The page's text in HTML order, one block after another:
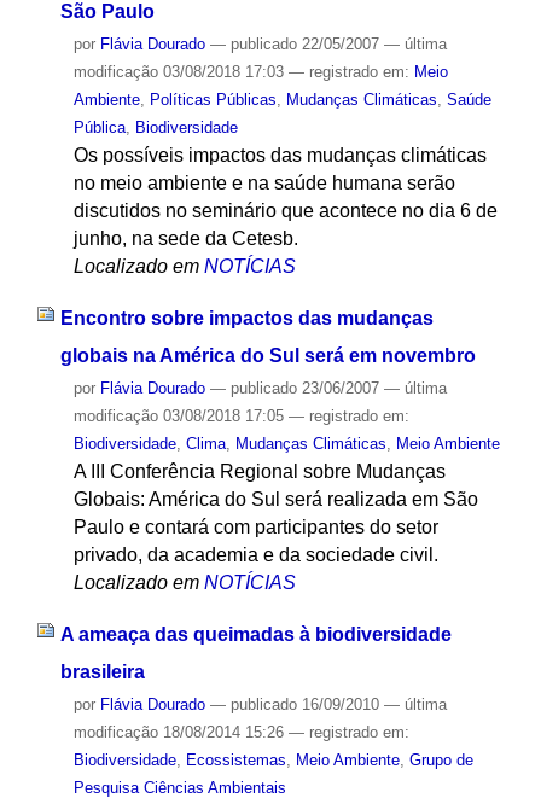
São Paulo
por Flávia Dourado — publicado22/05/2007 — última
modificação03/08/2018 17:03 — registrado em: Meio
Ambiente, Políticas Públicas, Mudanças Climáticas, Saúde
Pública, Biodiversidade
Os possíveis impactos das mudanças climáticas
no meio ambiente e na saúde humana serão
discutidos no seminário que acontece no dia 6 de
junho, na sede da Cetesb.
Localizado em NOTÍCIAS
Encontro sobre impactos das mudanças
globais na América do Sul será em novembro
por Flávia Dourado — publicado23/06/2007 — última
modificação03/08/2018 17:05 — registrado em:
Biodiversidade, Clima, Mudanças Climáticas Meio Ambiente
A III Conferência Regional sobre Mudanças
Globais: América do Sul será realizada em São
Paulo e contará com participantes do setor
privado, da academia e da sociedade civil.
Localizado em NOTÍCIAS
A ameaça das queimadas à biodiversidade
brasileira
por Flávia Dourado — publicado16/09/2010 — última
modificação18/08/2014 15:26 — registrado em:
Biodiversidade, Ecossistemas Meio Ambiente, Grupo de
Pesquisa Ciências Ambientais